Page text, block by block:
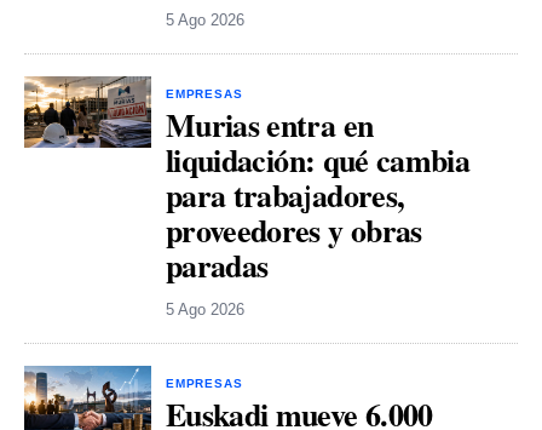
5 Ago 2026
EMPRESAS
Murias entra en
liquidación: qué cambia
para trabajadores,
proveedores y obras
paradas
5 Ago 2026
EMPRESAS
Euskadi mueve 6.000